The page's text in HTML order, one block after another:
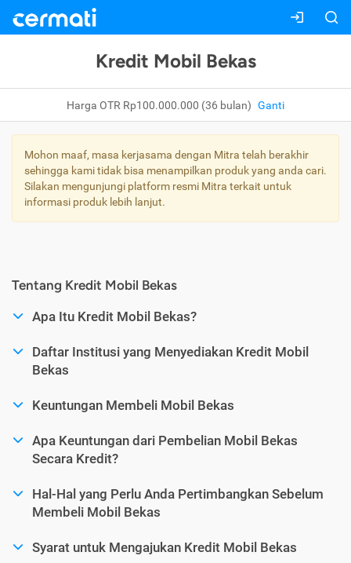
Kredit Mobil Bekas
Harga OTR Rp100.000.000 (36 bulan) Ganti
Mohon maaf, masa kerjasama dengan Mitra telah berakhir
sehingga kami tidak bisa menampilkan produk yang anda cari.
Silakan mengunjungi platform resmi Mitra terkait untuk
informasi produk lebih lanjut.
Tentang Kredit Mobil Bekas
Apa Itu Kredit Mobil Bekas?
Daftar Institusi yang Menyediakan Kredit Mobil
Bekas
Keuntungan Membeli Mobil Bekas
Apa Keuntungan dari Pembelian Mobil Bekas
Secara Kredit?
Hal-Hal yang Perlu Anda Pertimbangkan Sebelum
Membeli Mobil Bekas
Syarat untuk Mengajukan Kredit Mobil Bekas